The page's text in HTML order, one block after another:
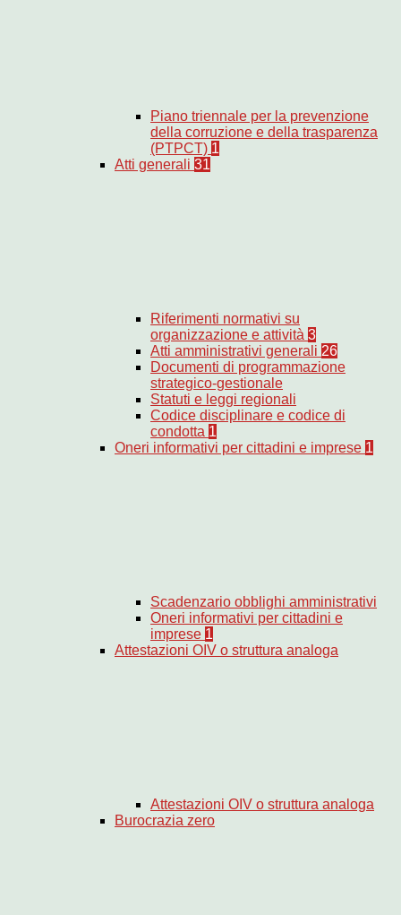
Piano triennale per la prevenzione
della corruzione e della trasparenza
(PTPCT) 1
Atti generali 31
Riferimenti normativi su
organizzazione e attività 3
Atti amministrativi generali 26
Documenti di programmazione
strategico-gestionale
Statuti e leggi regionali
Codice disciplinare e codice di
condotta 1
Oneri informativi per cittadini e imprese 1
Scadenzario obblighi amministrativi
Oneri informativi per cittadini e
imprese 1
Attestazioni OIV o struttura analoga
Attestazioni OIV o struttura analoga
Burocrazia zero